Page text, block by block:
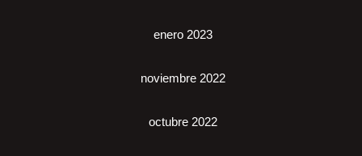
enero 2023
noviembre 2022
octubre 2022